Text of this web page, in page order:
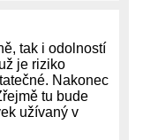
tak i odolností
je riziko
Nakonec
tu bude
užívaný v